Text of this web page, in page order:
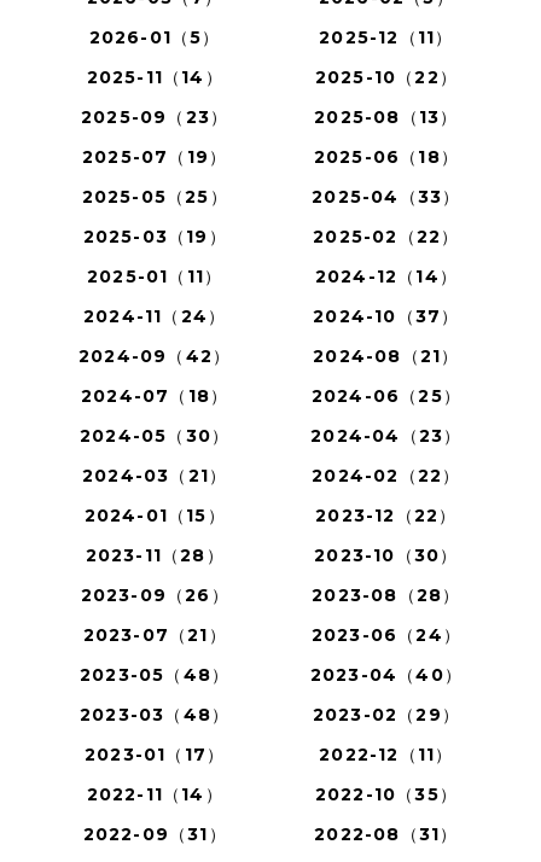
2026-01（5）
2025-12（11）
2025-11（14）
2025-10（22）
2025-09（23）
2025-08（13）
2025-07（19）
2025-06（18）
2025-05（25）
2025-04（33）
2025-03（19）
2025-02（22）
2025-01（11）
2024-12（14）
2024-11（24）
2024-10（37）
2024-09（42）
2024-08（21）
2024-07（18）
2024-06（25）
2024-05（30）
2024-04（23）
2024-03（21）
2024-02（22）
2024-01（15）
2023-12（22）
2023-11（28）
2023-10（30）
2023-09（26）
2023-08（28）
2023-07（21）
2023-06（24）
2023-05（48）
2023-04（40）
2023-03（48）
2023-02（29）
2023-01（17）
2022-12（11）
2022-11（14）
2022-10（35）
2022-09（31）
2022-08（31）